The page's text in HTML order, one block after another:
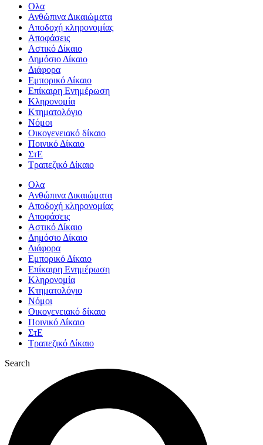
Ολα
Ανθώπινα Δικαιώματα
Aποδοχή κληρονομίας
Αποφάσεις
Αστικό Δίκαιο
Δημόσιο Δίκαιο
Διάφορα
Εμπορικό Δίκαιο
Επίκαιρη Ενημέρωση
Kληρονομία
Κτηματολόγιο
Νόμοι
Οικογενειακό δίκαιο
Ποινικό Δίκαιο
ΣτΕ
Τραπεζικό Δίκαιο
Ολα
Ανθώπινα Δικαιώματα
Aποδοχή κληρονομίας
Αποφάσεις
Αστικό Δίκαιο
Δημόσιο Δίκαιο
Διάφορα
Εμπορικό Δίκαιο
Επίκαιρη Ενημέρωση
Kληρονομία
Κτηματολόγιο
Νόμοι
Οικογενειακό δίκαιο
Ποινικό Δίκαιο
ΣτΕ
Τραπεζικό Δίκαιο
Search